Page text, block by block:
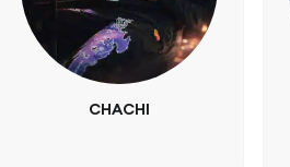
CHACHI